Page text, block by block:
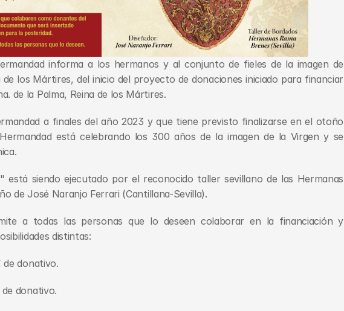
informa a los hermanos y al conjunto de fieles de la imagen de
los Mártires, del inicio del proyecto de donaciones iniciado para financiar
de la Palma, Reina de los Mártires.
a finales del año 2023 y que tiene previsto finalizarse en el otoño
está celebrando los 300 años de la imagen de la Virgen y se
está siendo ejecutado por el reconocido taller sevillano de las Hermanas
de José Naranjo Ferrari (Cantillana-Sevilla).
a todas las personas que lo deseen colaborar en la financiación y
distintas:
de donativo.
donativo.